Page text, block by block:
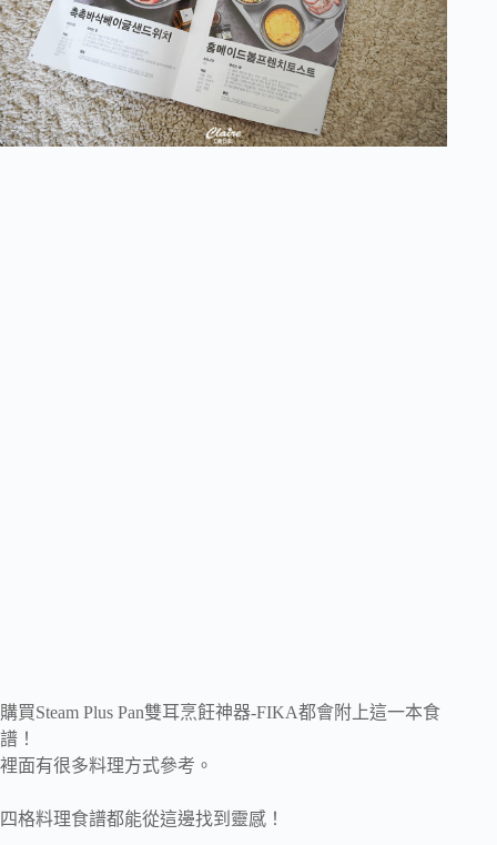
購買Steam Plus Pan雙耳烹飪神器-FIKA都會附上這一本食
譜！
裡面有很多料理方式參考。
四格料理食譜都能從這邊找到靈感！